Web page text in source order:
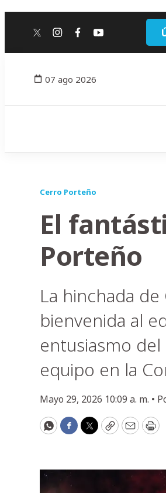
twitterinstagram
facebook
youtube
07 ago 2026
Cerro Porteño
El
Porteño
La hinchada
bienvenida al
entusiasmo
equipo en la
Mayo 29, 2026 10:09 a. m. •
WhatsApp
Facebook
Twitter
CopyEmail